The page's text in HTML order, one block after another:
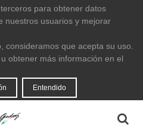
para obtener datos
nuestros usuarios y mejorar
consideramos que acepta su uso.
obtener más información en el
Entendido